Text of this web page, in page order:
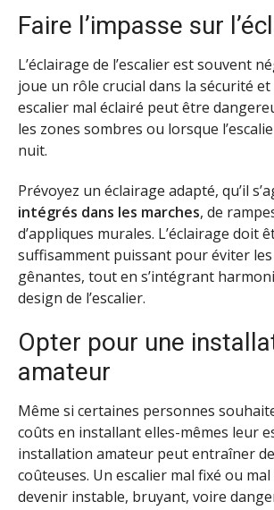
Faire l’impasse sur
L’éclairage de l’escalier est souvent
joue un rôle crucial dans la sécurité et
escalier mal éclairé peut être
les zones sombres ou lorsque
nuit.
Prévoyez un éclairage adapté, qu’il
intégrés dans les marches, de
d’appliques murales. L’éclairage doit
suffisamment puissant pour éviter
gênantes, tout en s’intégrant
design de l’escalier.
Opter pour une
amateur
Même si certaines personnes
coûts en installant elles-mêmes leur
installation amateur peut entraîner
coûteuses. Un escalier mal fixé ou
devenir instable, bruyant, voire